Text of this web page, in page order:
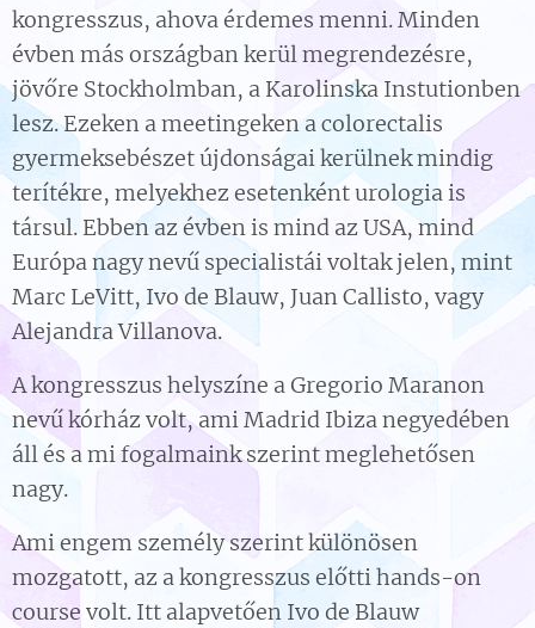
kongresszus, ahova érdemes menni. Minden
évben más országban kerül megrendezésre,
jövőre Stockholmban, a Karolinska Instutionben
lesz. Ezeken a meetingeken a colorectalis
gyermeksebészet újdonságai kerülnek mindig
terítékre, melyekhez esetenként urologia is
társul. Ebben az évben is mind az USA, mind
Európa nagy nevű specialistái voltak jelen, mint
Marc LeVitt, Ivo de Blauw, Juan Callisto, vagy
Alejandra Villanova.
A kongresszus helyszíne a Gregorio Maranon
nevű kórház volt, ami Madrid Ibiza negyedében
áll és a mi fogalmaink szerint meglehetősen
nagy.
Ami engem személy szerint különösen
mozgatott, az a kongresszus előtti hands-on
course volt. Itt alapvetően Ivo de Blauw